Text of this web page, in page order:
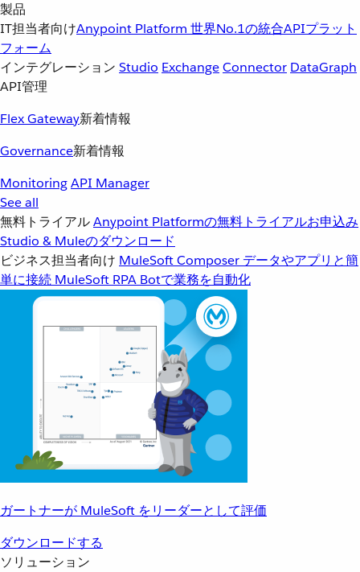
製品
IT担当者向けAnypoint Platform 世界No.1の統合APIプラット
フォーム
インテグレーション Studio ExchangeConnector DataGraph
API管理
Flex Gateway新着情報
Governance新着情報
MonitoringAPI Manager
See all
無料トライアルAnypoint Platformの無料トライアルお申込み
Studio & Muleのダウンロード
ビジネス担当者向け MuleSoft Composer データやアプリと簡
単に接続 MuleSoft RPA Botで業務を自動化
ガートナーが MuleSoft をリーダーとして評価
ダウンロードする
ソリューション